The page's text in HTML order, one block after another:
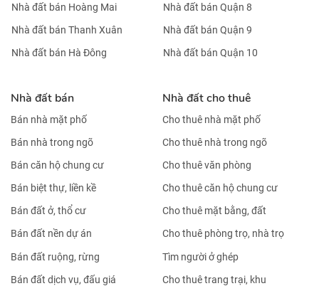
Nhà đất bán Hoàng Mai
Nhà đất bán Thanh Xuân
Nhà đất bán Hà Đông
Nhà đất bán Quận 8
Nhà đất bán Quận 9
Nhà đất bán Quận 10
Nhà đất bán
Bán nhà mặt phố
Bán nhà trong ngõ
Bán căn hộ chung cư
Bán biệt thự, liền kề
Bán đất ở, thổ cư
Bán đất nền dự án
Bán đất ruộng, rừng
Bán đất dịch vụ, đấu giá
Nhà đất cho thuê
Cho thuê nhà mặt phố
Cho thuê nhà trong ngõ
Cho thuê văn phòng
Cho thuê căn hộ chung cư
Cho thuê mặt bằng, đất
Cho thuê phòng trọ, nhà trọ
Tìm người ở ghép
Cho thuê trang trại, khu